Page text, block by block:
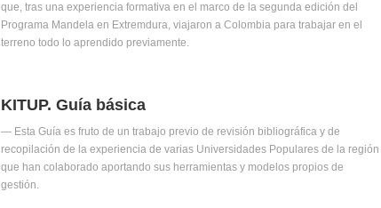
que, tras una experiencia formativa en el marco de la segunda edición del
Programa Mandela en Extremdura, viajaron a Colombia para trabajar en el
terreno todo lo aprendido previamente.
KITUP. Guía básica
Esta Guía es fruto de un trabajo previo de revisión bibliográfica y de
recopilación de la experiencia de varias Universidades Populares de la región
que han colaborado aportando sus herramientas y modelos propios de
gestión.